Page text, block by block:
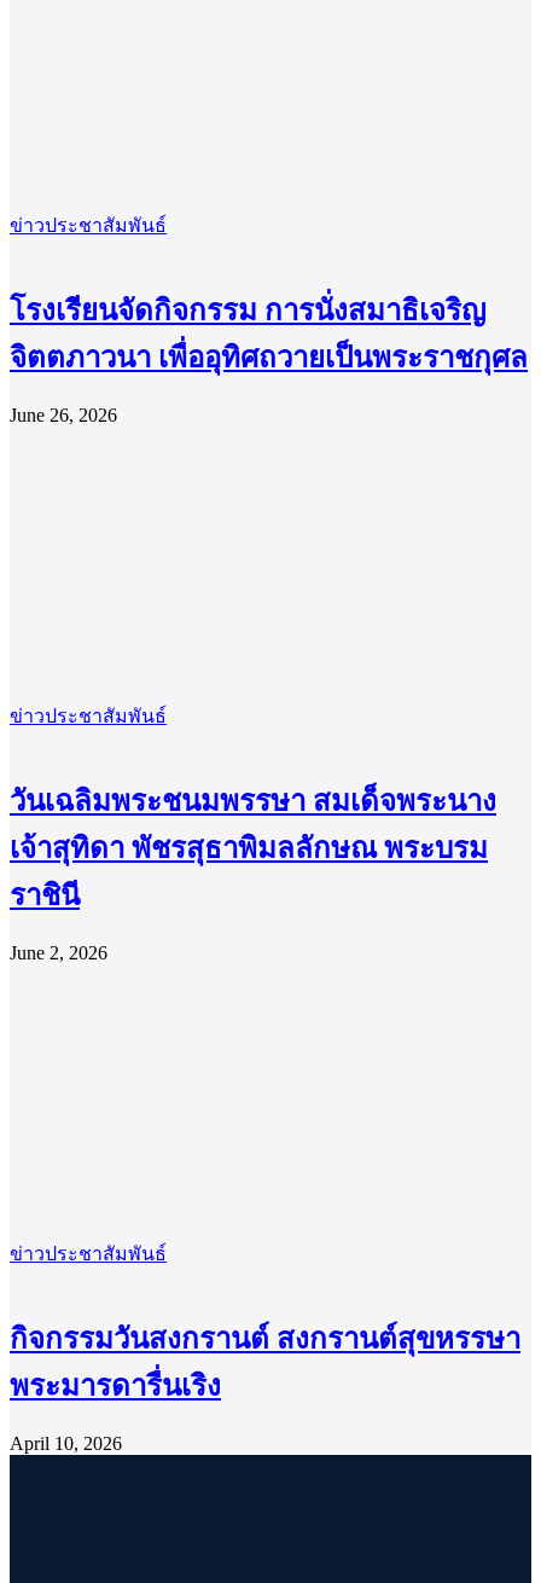
ข่าวประชาสัมพันธ์
โรงเรียนจัดกิจกรรม การนั่งสมาธิเจริญ
จิตตภาวนา เพื่ออุทิศถวายเป็นพระราชกุศล
June 26, 2026
ข่าวประชาสัมพันธ์
วันเฉลิมพระชนมพรรษา สมเด็จพระนาง
เจ้าสุทิดา พัชรสุธาพิมลลักษณ พระบรม
ราชินี
June 2, 2026
ข่าวประชาสัมพันธ์
กิจกรรมวันสงกรานต์ สงกรานต์สุขหรรษา
พระมารดารื่นเริง
April 10, 2026